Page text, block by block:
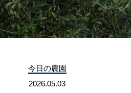
今日の農園
2026.05.03